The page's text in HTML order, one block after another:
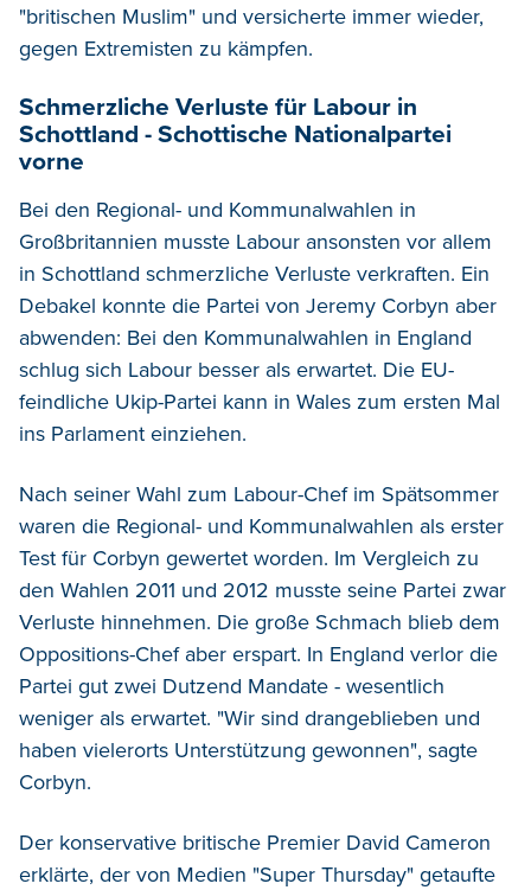
"britischen Muslim" und versicherte immer wieder,
gegen Extremisten zu kämpfen.
Schmerzliche Verluste für Labour in
Schottland - Schottische Nationalpartei
vorne
Bei den Regional- und Kommunalwahlen in
Großbritannien musste Labour ansonsten vor allem
in Schottland schmerzliche Verluste verkraften. Ein
Debakel konnte die Partei von Jeremy Corbyn aber
abwenden: Bei den Kommunalwahlen in England
schlug sich Labour besser als erwartet. Die EU-
feindliche Ukip-Partei kann in Wales zum ersten Mal
ins Parlament einziehen.
Nach seiner Wahl zum Labour-Chef im Spätsommer
waren die Regional- und Kommunalwahlen als erster
Test für Corbyn gewertet worden. Im Vergleich zu
den Wahlen 2011 und 2012 musste seine Partei zwar
Verluste hinnehmen. Die große Schmach blieb dem
Oppositions-Chef aber erspart. In England verlor die
Partei gut zwei Dutzend Mandate - wesentlich
weniger als erwartet. "Wir sind drangeblieben und
haben vielerorts Unterstützung gewonnen", sagte
Corbyn.
Der konservative britische Premier David Cameron
erklärte, der von Medien "Super Thursday" getaufte